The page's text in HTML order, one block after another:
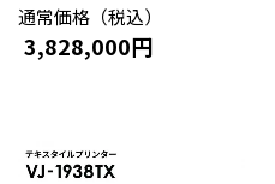
通常価格（税込）
3,828,000円